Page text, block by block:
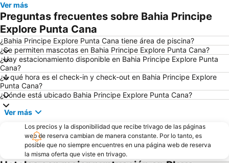
Ver más
Preguntas frecuentes sobre Bahia Principe
Explore Punta Cana
¿Bahia Principe Explore Punta Cana tiene área de piscina?
¿Se permiten mascotas en Bahia Principe Explore Punta Cana?
¿Hay estacionamiento disponible en Bahia Principe Explore Punta
Cana?
¿A qué hora es el check-in y check-out en Bahia Principe Explore
Punta Cana?
¿Dónde está ubicado Bahia Principe Explore Punta Cana?
Ver más
Los precios y la disponibilidad que recibe trivago de las páginas
web de reserva cambian de manera constante. Por lo tanto, es
posible que no siempre encuentres en una página web de reserva
la misma oferta que viste en trivago.